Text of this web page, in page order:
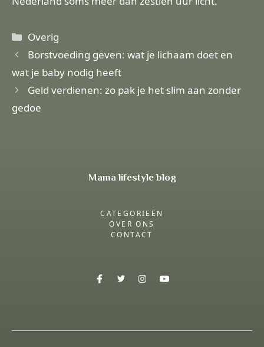
Categorieën
Overig
Borstvoeding geven: wat je lichaam doet en
wat je baby nodig heeft
Geld verdienen: zo pak je het slim aan zonder
gedoe
Mama lifestyle blog
CATEGORIEËN
OVER ONS
CONTACT